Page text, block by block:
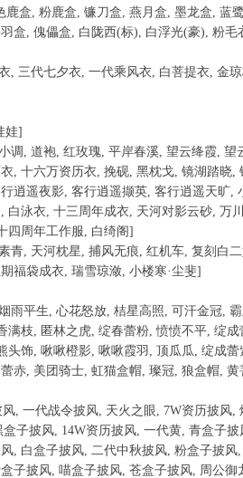
鹿盒, 粉鹿盒, 镰刀盒, 燕月盒, 墨龙盒, 蓝
盒, 傀儡盒, 白陇西(标), 白浮光(豪), 粉毛
, 三代七夕衣, 一代乘风衣, 白菩提衣, 金
娃]
调, 道袍, 红玫瑰, 平岸春溪, 望云绛霞, 望
, 十六万资历衣, 挽砚, 黑枕戈, 镜湖踏晓,
逍遥夜影, 客行逍遥撷英, 客行逍遥天旷,
白泳衣, 十三周年成衣, 天河对影云砂, 万
四周年工作服, 白绮阁]
青, 天河枕星, 捕风无痕, 红机车, 复刻白
福袋成衣, 瑞雪琼潋, 小楼寒·尘斐]
雨平生, 心花怒放, 桔星高照, 可汗金冠,
满枝, 匿林之虎, 绽春蕾粉, 愤愤不平, 绽成
头饰, 啾啾橙影, 啾啾霞羽, 顶瓜瓜, 绽成蕾
赤, 美团骑士, 虹猫盒帽, 璨冠, 狼盒帽, 黄
风, 一代战令披风, 天火之眼, 7W资历披风,
子披风, 14W资历披风, 一代黄, 青盒子披
, 白盒子披风, 二代中秋披风, 粉盒子披风
子披风, 喵盒子披风, 苍盒子披风, 周公御